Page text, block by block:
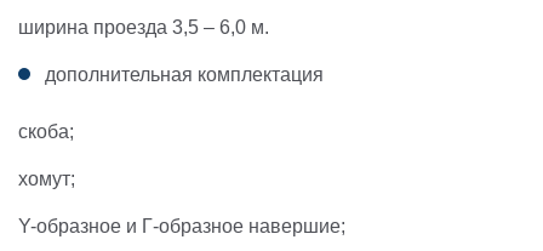
ширина проезда 3,5 – 6,0 м.
дополнительная комплектация
скоба;
хомут;
Y-образное и Г-образное навершие;